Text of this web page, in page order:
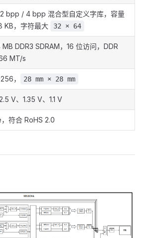
bpp / 4 bpp 混合型自定义字库，容量
KB，字符最大
32 × 64
DDR3 SDRAM，16 位访问，DDR
MT/s
， 28 mm × 28 mm
V、1.35 V、1.1 V
符合 RoHS 2.0